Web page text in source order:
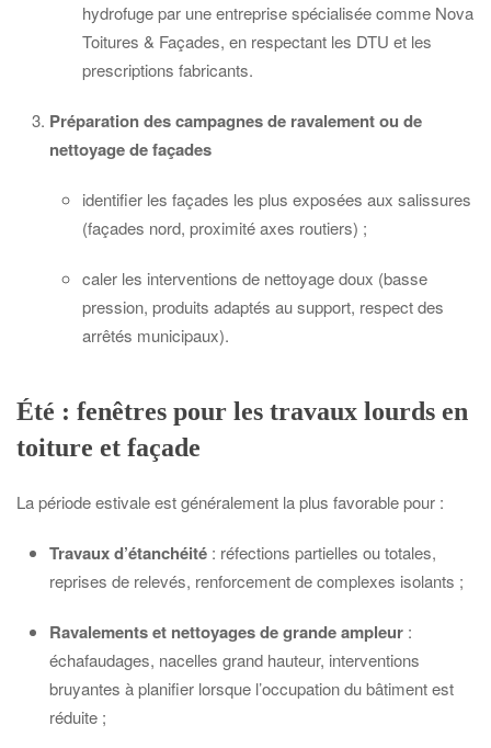
hydrofuge par une entreprise spécialisée comme Nova
Toitures & Façades, en respectant les DTU et les
prescriptions fabricants.
Préparation des campagnes de ravalement ou de
nettoyage de façades
identifier les façades les plus exposées aux salissures
(façades nord, proximité axes routiers) ;
caler les interventions de nettoyage doux (basse
pression, produits adaptés au support, respect des
arrêtés municipaux).
Été : fenêtres pour les travaux lourds en
toiture et façade
La période estivale est généralement la plus favorable pour :
Travaux d’étanchéité : réfections partielles ou totales,
reprises de relevés, renforcement de complexes isolants ;
Ravalements et nettoyages de grande ampleur :
échafaudages, nacelles grand hauteur, interventions
bruyantes à planifier lorsque l’occupation du bâtiment est
réduite ;